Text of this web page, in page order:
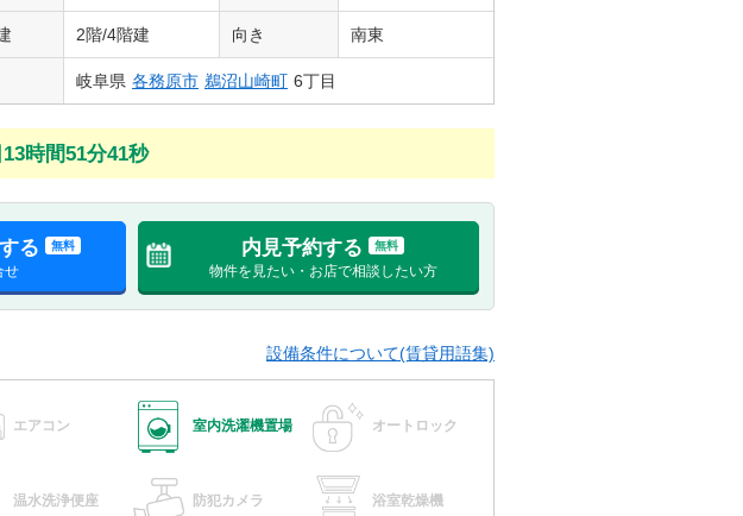
2階/4階建 向き 南東
岐阜県 各務原市 鵜沼山崎町 6丁目
時間51分40秒
る 無料
せ
内見予約する 無料
物件を見たい・お店で相談したい方
設備条件について(賃貸用語集)
エアコン 室内洗濯機置場 オートロック
温水洗浄便座 防犯カメラ 浴室乾燥機